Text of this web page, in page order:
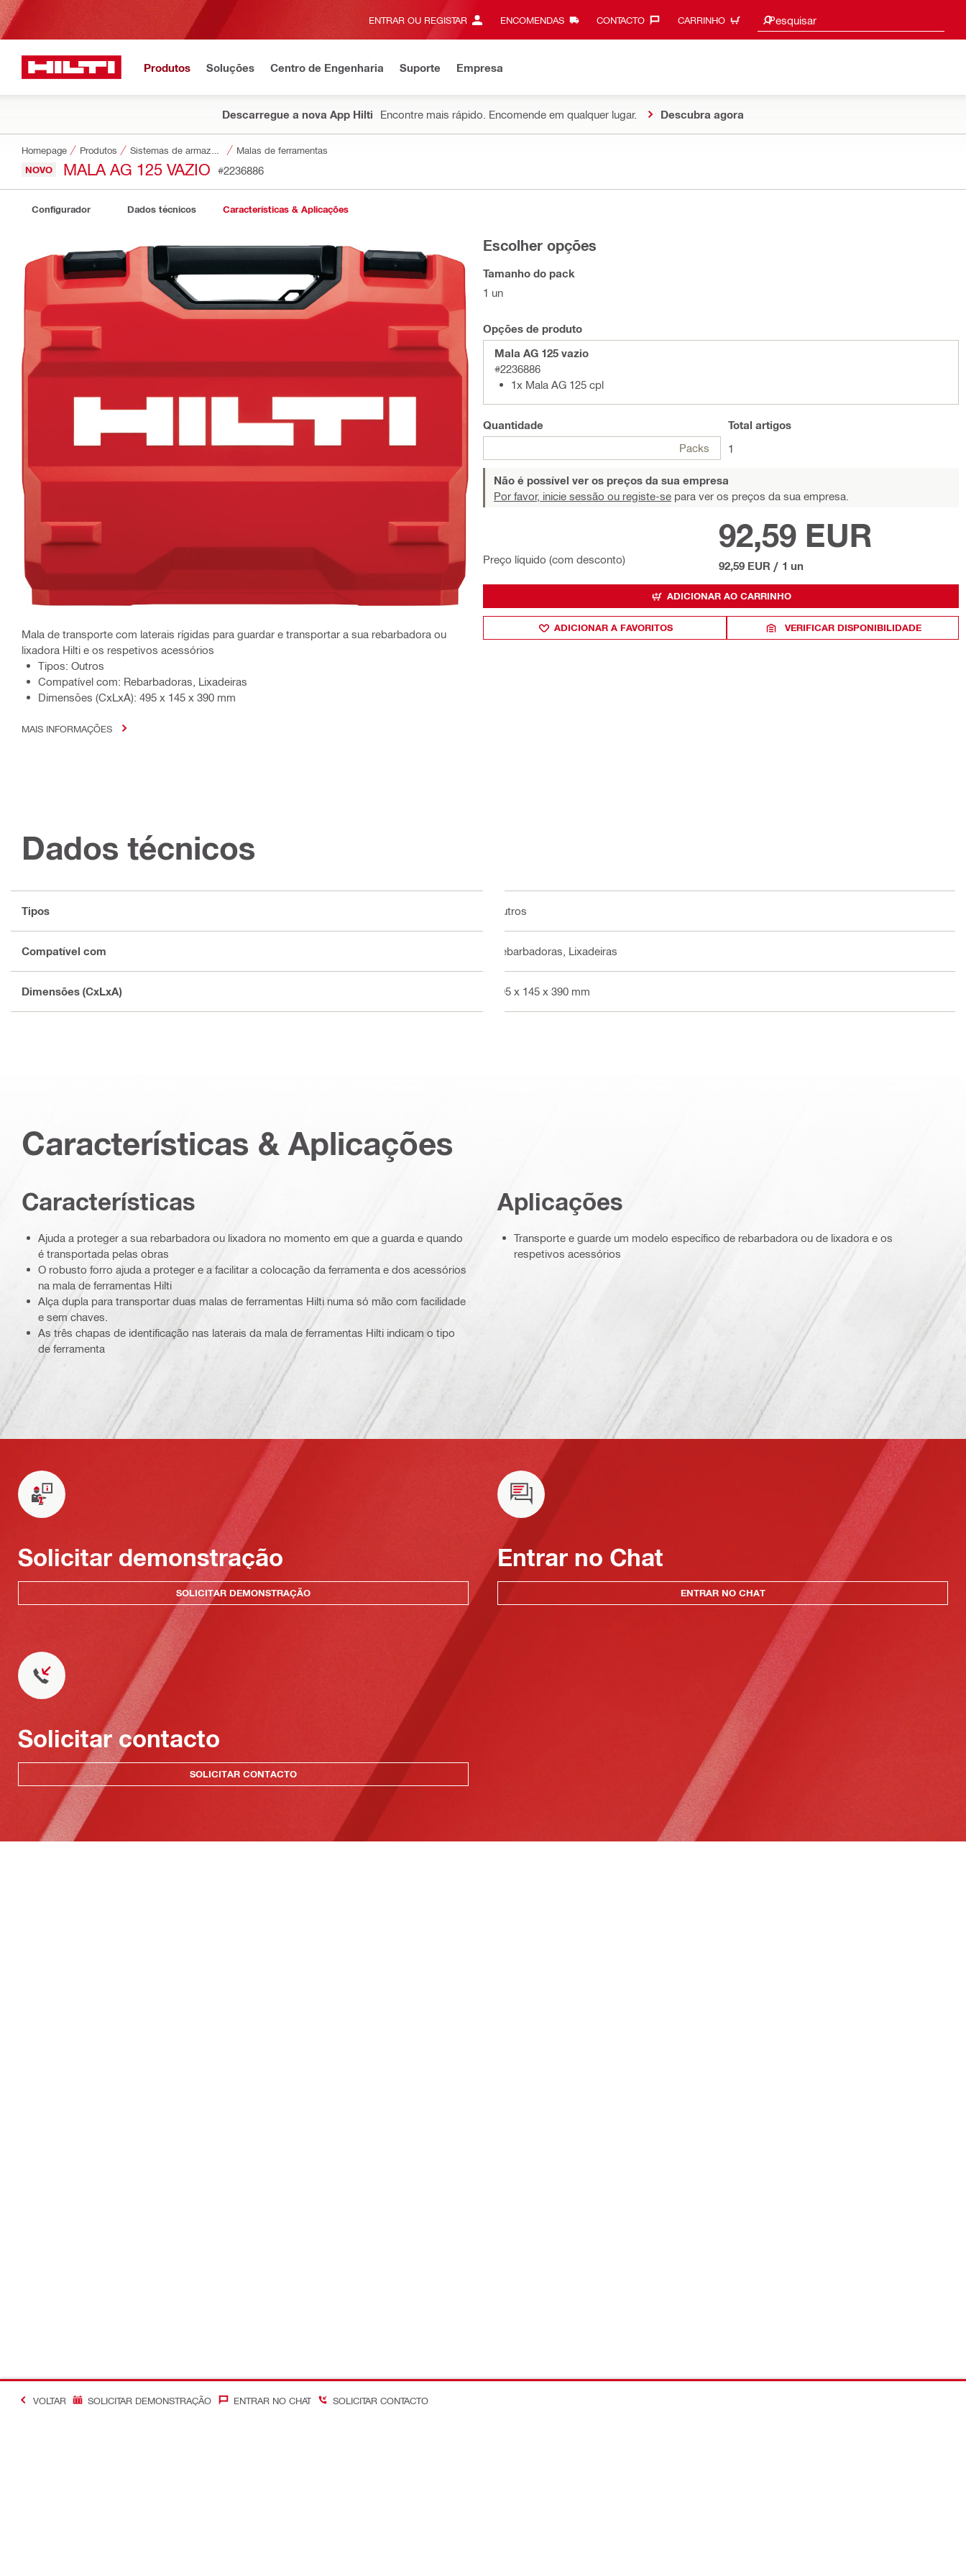
ENTRAR OU REGISTAR ENCOMENDAS CONTACTO‎ CARRINHO Pesquisar
Procurar sugestões
Produtos Soluções Centro de Engenharia Suporte Empresa
Descarregue a nova App Hilti Encontre mais rápido. Encomende em qualquer lugar. Descubra agora
Homepage Produtos Malas de ferramentas
NOVO MALA AG 125 VAZIO #2236886
Configurador Dados técnicos Características & Aplicações
Mala de transporte com laterais rígidas para guardar e transportar a sua rebarbadora ou
lixadora Hilti e os respetivos acessórios
Tipos: Outros
Compatível com: Rebarbadoras, Lixadeiras
Dimensões (CxLxA): 495 x 145 x 390 mm
MAIS INFORMAÇÕES
Escolher opções
Tamanho do pack
1 un
Opções de produto
Mala AG 125 vazio
#2236886
1x Mala AG 125 cpl
Quantidade
Packs
Total artigos
1
Não é possível ver os preços da sua empresa
Por favor, inicie sessão ou registe-se para ver os preços da sua empresa.
Preço líquido (com desconto)
92,59 EUR
92,59 EUR / 1 un
ADICIONAR AO CARRINHO
ADICIONAR A FAVORITOS VERIFICAR DISPONIBILIDADE
Dados técnicos
Tipos Outros
Compatível com Rebarbadoras, Lixadeiras
Dimensões (CxLxA) 495 x 145 x 390 mm
Características & Aplicações
Características
Ajuda a proteger a sua rebarbadora ou lixadora no momento em que a guarda e quando
é transportada pelas obras
O robusto forro ajuda a proteger e a facilitar a colocação da ferramenta e dos acessórios
na mala de ferramentas Hilti
Alça dupla para transportar duas malas de ferramentas Hilti numa só mão com facilidade
e sem chaves.
As três chapas de identificação nas laterais da mala de ferramentas Hilti indicam o tipo
de ferramenta
Aplicações
Transporte e guarde um modelo específico de rebarbadora ou de lixadora e os
respetivos acessórios
Solicitar demonstração
SOLICITAR DEMONSTRAÇÃO
Entrar no Chat
ENTRAR NO CHAT
Solicitar contacto
SOLICITAR CONTACTO
VOLTAR SOLICITAR DEMONSTRAÇÃO ENTRAR NO CHAT SOLICITAR CONTACTO